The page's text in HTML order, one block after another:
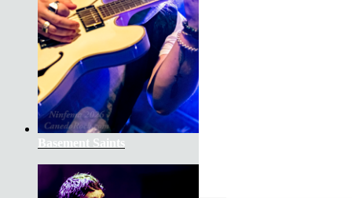
Basement Saints